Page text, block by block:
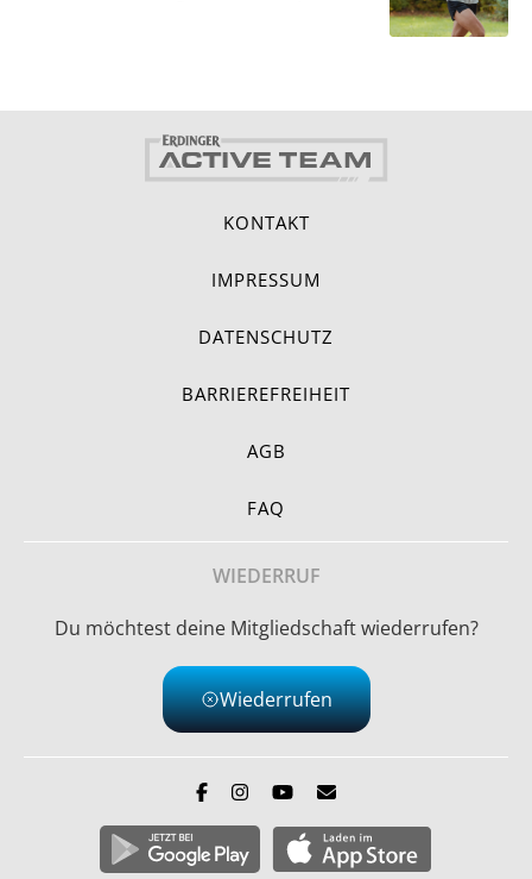
KONTAKT
IMPRESSUM
DATENSCHUTZ
BARRIEREFREIHEIT
AGB
FAQ
WIEDERRUF
Du möchtest deine Mitgliedschaft wiederrufen?
Wiederrufen